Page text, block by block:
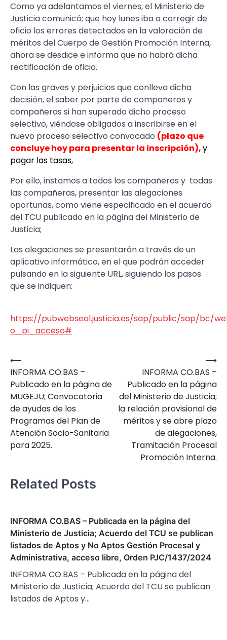
Como ya adelantamos el viernes, el Ministerio de
Justicia comunicó; que hoy lunes iba a corregir de
oficio los errores detectados en la valoración de
méritos del Cuerpo de Gestión Promoción Interna,
ahora se desdice e informa que no habrá dicha
rectificación de oficio.
Con las graves y perjuicios que conlleva dicha
decisión, el saber por parte de compañeros y
compañeras si han superado dicho proceso
selectivo, viéndose obligados a inscribirse en el
nuevo proceso selectivo convocado (plazo que
concluye hoy para presentar la inscripción),y
pagar las tasas,
Por ello, instamos a todos los compañeros y todas
las compañeras, presentar las alegaciones
oportunas, como viene especificado en el acuerdo
del TCU publicado en la página del Ministerio de
Justicia;
Las alegaciones se presentarán a través de un
aplicativo informático, en el que podrán acceder
pulsando en la siguiente URL, siguiendo los pasos
que se indiquen:
https://pubwebseal.justicia.es/sap/public/sap/bc/
o_pi_acceso#
Navegación
de
entradas
⟵
INFORMA CO.BAS –
Publicado en la página de
MUGEJU; Convocatoria
de ayudas de los
Programas del Plan de
Atención Socio-Sanitaria
para 2025.
INFORMA CO.BAS –
Publicado en la página
del Ministerio de Justicia;
la relación provisional de
méritos y se abre plazo
de alegaciones,
Tramitación Procesal
Promoción Interna.
⟶
Related Posts
INFORMA CO.BAS – Publicada en la página del
Ministerio de Justicia; Acuerdo del TCU se publican
listados de Aptos y No Aptos Gestión Procesal y
Administrativa, acceso libre, Orden PJC/1437/2024
INFORMA CO.BAS – Publicada en la página del
Ministerio de Justicia; Acuerdo del TCU se publican
listados de Aptos y…